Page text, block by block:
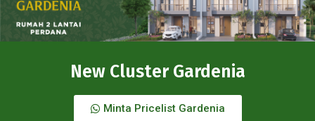
New Cluster Gardenia
Minta Pricelist Gardenia